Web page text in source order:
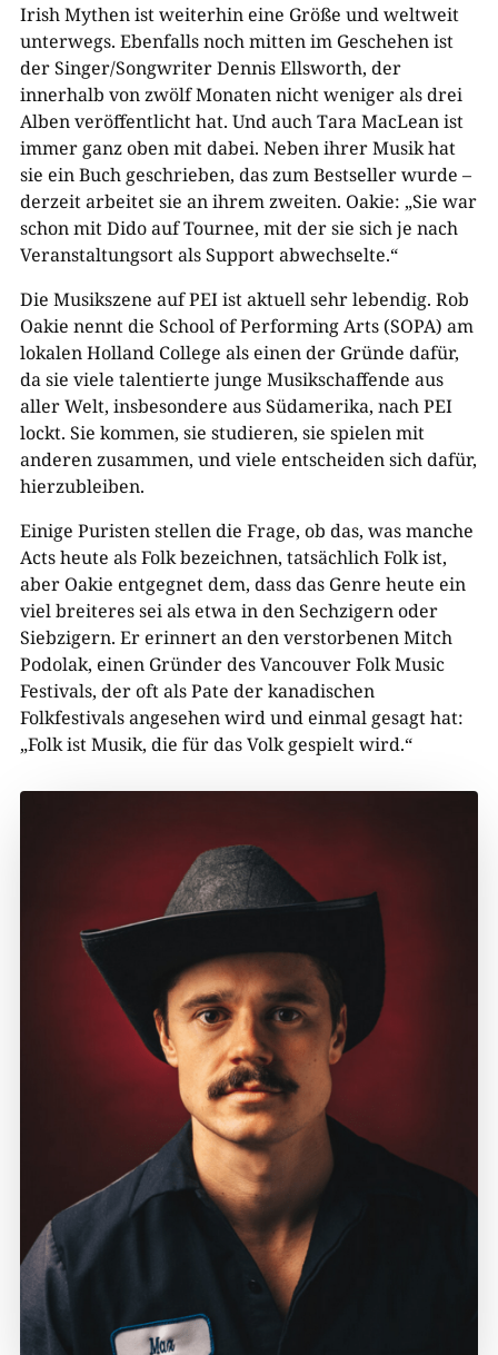
Irish Mythen ist weiterhin eine Größe und weltweit
unterwegs. Ebenfalls noch mitten im Geschehen ist
der Singer/Songwriter Dennis Ellsworth, der
innerhalb von zwölf Monaten nicht weniger als drei
Alben veröffentlicht hat. Und auch Tara MacLean ist
immer ganz oben mit dabei. Neben ihrer Musik hat
sie ein Buch geschrieben, das zum Bestseller wurde –
derzeit arbeitet sie an ihrem zweiten. Oakie: „Sie war
schon mit Dido auf Tournee, mit der sie sich je nach
Veranstaltungsort als Support abwechselte.“
Die Musikszene auf PEI ist aktuell sehr lebendig. Rob
Oakie nennt die School of Performing Arts (SOPA) am
lokalen Holland College als einen der Gründe dafür,
da sie viele talentierte junge Musikschaffende aus
aller Welt, insbesondere aus Südamerika, nach PEI
lockt. Sie kommen, sie studieren, sie spielen mit
anderen zusammen, und viele entscheiden sich dafür,
hierzubleiben.
Einige Puristen stellen die Frage, ob das, was manche
Acts heute als Folk bezeichnen, tatsächlich Folk ist,
aber Oakie entgegnet dem, dass das Genre heute ein
viel breiteres sei als etwa in den Sechzigern oder
Siebzigern. Er erinnert an den verstorbenen Mitch
Podolak, einen Gründer des Vancouver Folk Music
Festivals, der oft als Pate der kanadischen
Folkfestivals angesehen wird und einmal gesagt hat:
„Folk ist Musik, die für das Volk gespielt wird.“